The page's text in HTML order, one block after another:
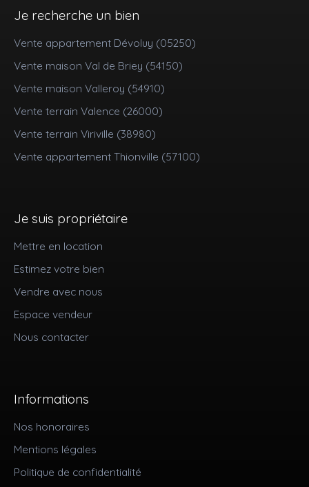
Je recherche un bien
Vente appartement Dévoluy (05250)
Vente maison Val de Briey (54150)
Vente maison Valleroy (54910)
Vente terrain Valence (26000)
Vente terrain Viriville (38980)
Vente appartement Thionville (57100)
Je suis propriétaire
Mettre en location
Estimez votre bien
Vendre avec nous
Espace vendeur
Nous contacter
Informations
Nos honoraires
Mentions légales
Politique de confidentialité